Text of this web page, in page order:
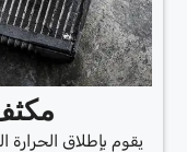
يقوم بإطلاق الحرارة